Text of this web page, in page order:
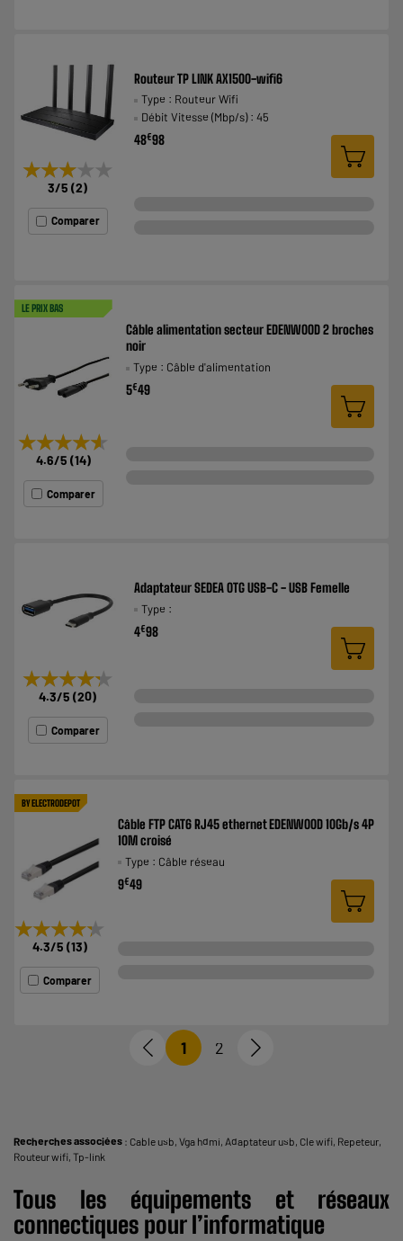
★★★★★
★★★★★
3/5 (2)
Comparer
Routeur TP LINK AX1500-wifi6
Type : Routeur Wifi
Débit Vitesse (Mbp/s) : 45
48€98
LE PRIX BAS
★★★★★
★★★★★
4.6/5 (14)
Comparer
Câble alimentation secteur EDENWOOD 2 broches
noir
Type : Câble d'alimentation
5€49
★★★★★
★★★★★
4.3/5 (20)
Comparer
Adaptateur SEDEA OTG USB-C - USB Femelle
Type :
4€98
BY ELECTRODEPOT
★★★★★
★★★★★
4.3/5 (13)
Comparer
Câble FTP CAT6 RJ45 ethernet EDENWOOD 10Gb/s 4P
10M croisé
Type : Câble réseau
9€49
1 2
Recherches associées : Cable usb, Vga hdmi, Adaptateur usb, Cle wifi, Repeteur,
Routeur wifi, Tp-link
Tous les équipements et réseaux
connectiques pour l’informatique